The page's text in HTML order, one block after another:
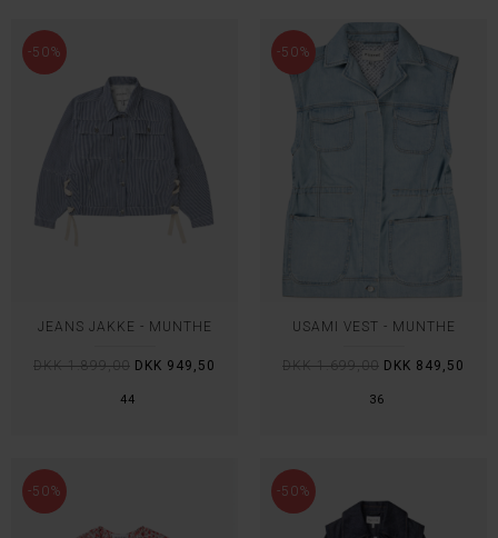
-50%
44
JEANS JAKKE - MUNTHE
DKK 1.899,00 DKK 949,50
-50%
36
USAMI VEST - MUNTHE
DKK 1.699,00 DKK 849,50
-50% -50%